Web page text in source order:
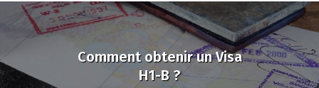
Comment obtenir un Visa
H1-B ?